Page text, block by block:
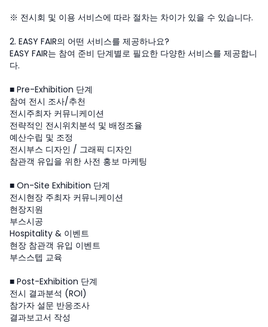
※ 전시회 및 이용 서비스에 따라 절차는 차이가 있을 수 있습니다.
2. EASY FAIR의 어떤 서비스를 제공하나요?
EASY FAIR는 참여 준비 단계별로 필요한 다양한 서비스를 제공합니
다.
■ Pre-Exhibition 단계
참여 전시 조사/추천
전시주최자 커뮤니케이션
전략적인 전시위치분석 및 배정조율
예산수립 및 조정
전시부스 디자인 / 그래픽 디자인
참관객 유입을 위한 사전 홍보 마케팅
■ On-Site Exhibition 단계
전시현장 주최자 커뮤니케이션
현장지원
부스시공
Hospitality & 이벤트
현장 참관객 유입 이벤트
부스스텝 교육
■ Post-Exhibition 단계
전시 결과분석 (ROI)
참가자 설문 반응조사
결과보고서 작성